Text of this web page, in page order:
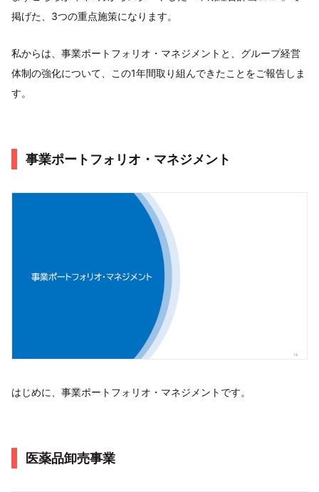
掲げた、3つの重点施策になります。
私からは、事業ポートフォリオ・マネジメントと、グループ経営
体制の強化について、この1年間取り組んできたことをご報告しま
す。
事業ポートフォリオ・マネジメント
はじめに、事業ポートフォリオ・マネジメントです。
医薬品卸売事業